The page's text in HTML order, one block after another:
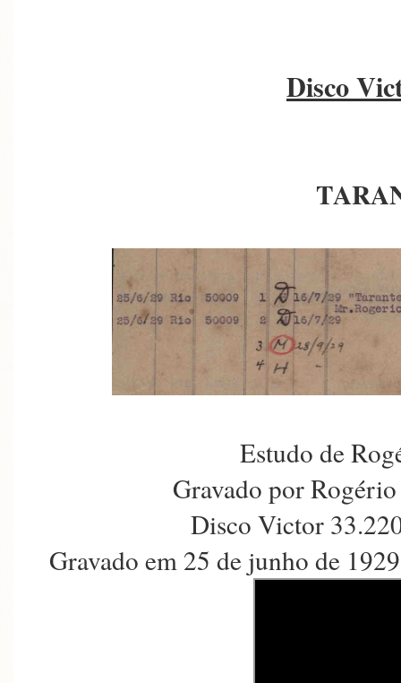
Disco
Estudo de
Gravado por
Disco Victor
Gravado em 25 de junho de